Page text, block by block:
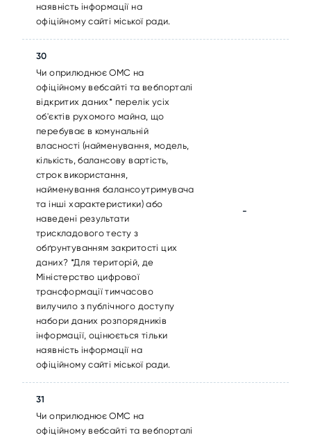
наявність інформації на
офіційному сайті міської ради.
30
Чи оприлюднює ОМС на
офіційному вебсайті та вебпорталі
відкритих даних* перелік усіх
об'єктів рухомого майна, що
перебуває в комунальній
власності (найменування, модель,
кількість, балансову вартість,
строк використання,
найменування балансоутримувача
та інші характеристики) або
наведені результати
трискладового тесту з
обґрунтуванням закритості цих
даних? *Для територій, де
Міністерство цифрової
трансформації тимчасово
вилучило з публічного доступу
набори даних розпорядників
інформації, оцінюється тільки
наявність інформації на
офіційному сайті міської ради.
-
31
Чи оприлюднює ОМС на
офіційному вебсайті та вебпорталі